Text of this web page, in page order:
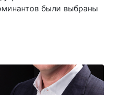
были выбраны